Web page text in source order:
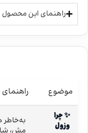
راهنمای این محصول
موضوع
✨ چرا
وزول